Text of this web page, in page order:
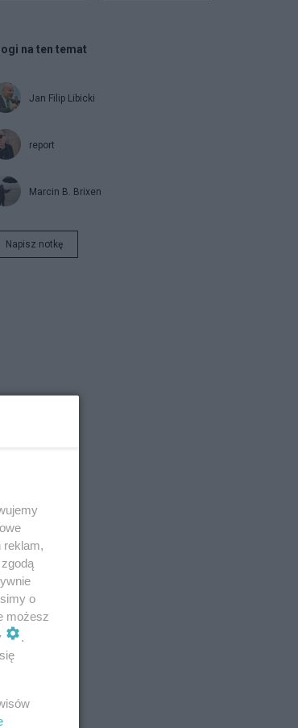
na ten temat
Jan Filip Libicki
report
Marcin B. Brixen
Napisz notkę
reklam,
o
możesz
.